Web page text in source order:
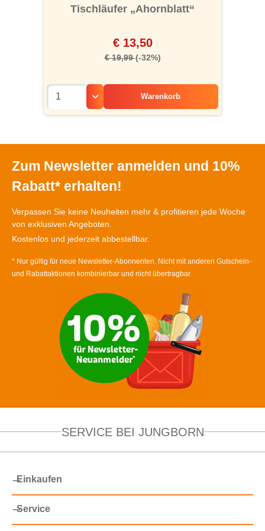
Tischläufer „Ahornblatt“
€ 13,50
€ 19,99(-32%)
Warenkorb
Zum Newsletter anmelden und 10%
Rabatt* erhalten!
Verpassen Sie keine Neuheiten mehr & profitieren jede Woche
von exklusiven Angeboten.
Kostenlos und jederzeit abbestellbar.
* Nur gültig für neue Newsletter-Abonnenten. Nicht mit anderen Gutschein-
und Rabattaktionen kombinierbar und nicht übertragbar.
SERVICE BEI JUNGBORN
Einkaufen
Service